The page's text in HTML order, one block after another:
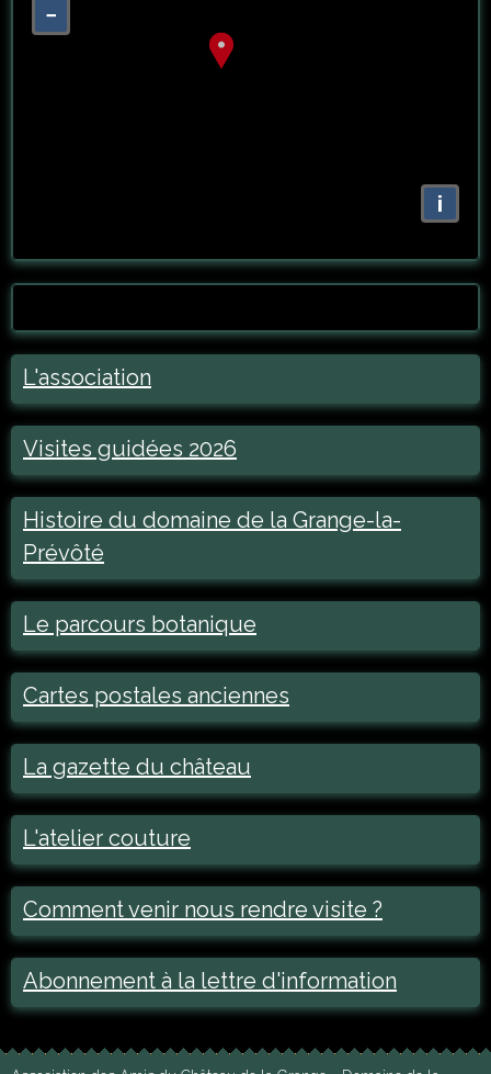
−
i
L'association
Visites guidées 2026
Histoire du domaine de la Grange-la-
Prévôté
Le parcours botanique
Cartes postales anciennes
La gazette du château
L'atelier couture
Comment venir nous rendre visite ?
Abonnement à la lettre d'information